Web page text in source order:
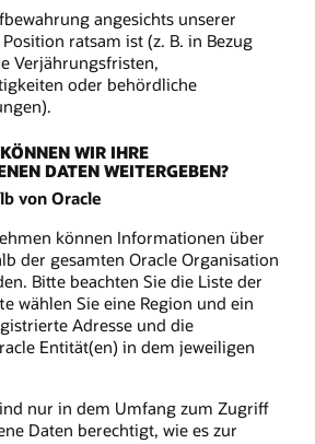
angesichts unserer
ratsam ist (z. B. in Bezug
Verjährungsfristen,
oder behördliche
WIR IHRE
DATEN WEITERGEBEN?
von Oracle
können Informationen über
der gesamten Oracle Organisation
Bitte beachten Sie die Liste der
wählen Sie eine Region und ein
Adresse und die
Entität(en) in dem jeweiligen
nur in dem Umfang zum Zugriff
Daten berechtigt, wie es zur